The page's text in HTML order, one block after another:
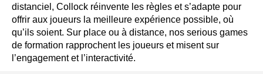
distanciel, Collock réinvente les règles et s’adapte pour
offrir aux joueurs la meilleure expérience possible, où
qu’ils soient. Sur place ou à distance, nos serious games
de formation rapprochent les joueurs et misent sur
l’engagement et l’interactivité.